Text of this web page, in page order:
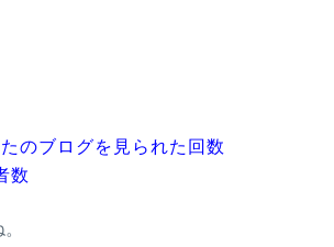
のブログを見られた回数
数